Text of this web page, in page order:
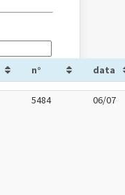
n° data
5484 06/07